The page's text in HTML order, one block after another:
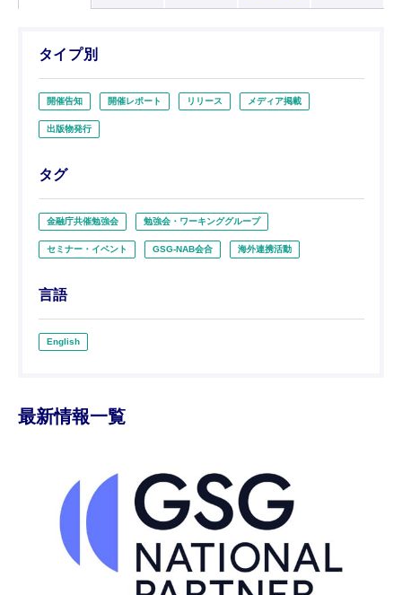
タイプ別
開催告知 開催レポート リリース メディア掲載
出版物発行
タグ
金融庁共催勉強会 勉強会・ワーキンググループ
セミナー・イベント GSG-NAB会合 海外連携活動
言語
English
最新情報一覧